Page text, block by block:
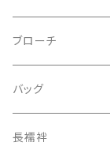
ピアス
指輪
装飾品
ブローチ
バッグ
長襦袢